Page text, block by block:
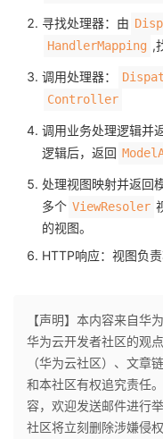
程
认
证
的
实
验
我
的
收
藏
术
支
云
声
议
寻找处理器：由
HandlerMapping ,
调用处理器：
Controller
调用业务处理逻辑并
逻辑后，返回
处理视图映射并返回
多个 ViewResoler
的视图。
HTTP响应：视图负
【声明】本内容来自华
华为云开发者社区的观
（华为云社区）、文章
和本社区有权追究责任
容，欢迎发送邮件进行
社区将立刻删除涉嫌侵